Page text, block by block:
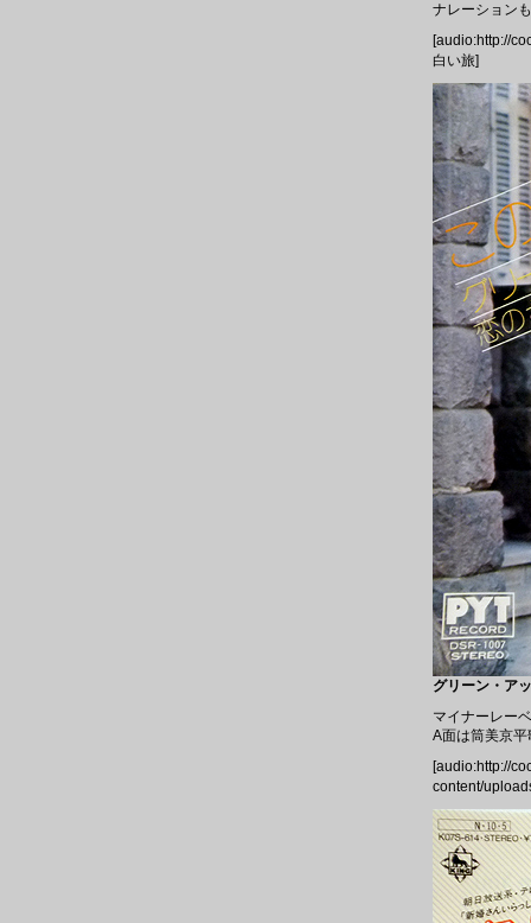
ナレーション
[audio:http://
白い旅]
グリーン・ア
マイナーレー
A面は筒美京
[audio:http://
content/